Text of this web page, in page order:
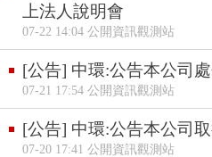
上法人說明會
07-22 14:04 公開資訊觀測站
[公告] 中環:公告本公司
07-21 17:54 公開資訊觀測站
[公告] 中環:公告本公司
07-20 17:41 公開資訊觀測站